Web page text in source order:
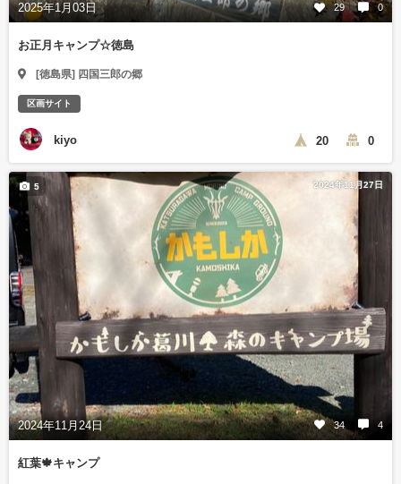
2025年1月03日 29 0
お正月キャンプ☆徳島
[徳島県] 四国三郎の郷
区画サイト
kiyo 20 0
2024年11月27日
2024年11月24日 34 4
5
紅葉🍁キャンプ